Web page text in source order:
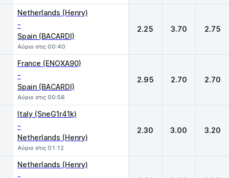
Netherlands (Henry)
-
Spain (BACARDI)
Αύριο στις 00:40
2.25 3.70 2.75
France (ENOXA90)
-
Spain (BACARDI)
Αύριο στις 00:56
2.95 2.70 2.70
Italy (SneG1r41k)
-
Netherlands (Henry)
Αύριο στις 01:12
2.30 3.00 3.20
Netherlands (Henry)